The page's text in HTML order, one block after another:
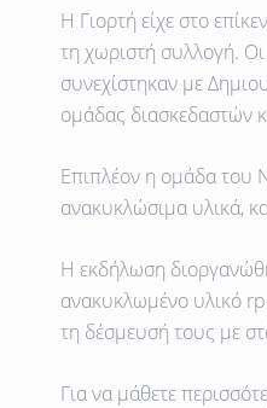
Η Γιορτή είχε στο
τη χωριστή συλλογή.
συνεχίστηκαν με
ομάδας διασκεδαστών
Επιπλέον η ομάδα του
ανακυκλώσιμα υλικά,
Η εκδήλωση
ανακυκλωμένο υλικό
τη δέσμευσή τους με
Για να μάθετε